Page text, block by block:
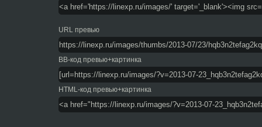
URL превью
BB-код превью+картинка
HTML-код превью+картинка